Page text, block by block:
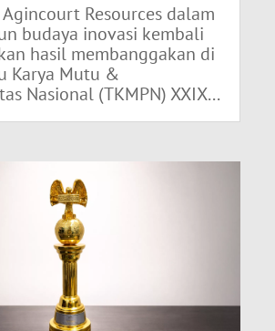
Resources dalam
budaya inovasi kembali
hasil membanggakan di
Karya Mutu &
Nasional (TKMPN) XXIX...